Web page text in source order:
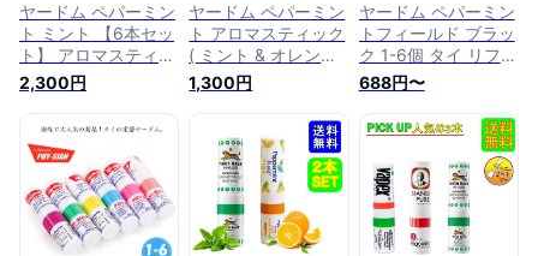
ヤードム ペパーミン
ト ミント 【6本セッ
ト】 アロマスティッ
ク インヘラー メン
トール メンソール
症 鼻づまり 夏バテ
テスト勉強 眠気覚ま
し リラックス 気分
転換 アウトドア す
っきり タイ アジア
ン雑貨 ハッカ ポス
2,300円
ヤードム ペパーミン
ト アロマスティック
( ミント & オレンジ )
お試し 2種類 セット
インヘラー メンソー
ル 花粉症 鼻づまり
夏バテ 眠気覚まし
リラックス 気分転換
アウトドア タイ雑貨
アジアン雑貨 ハッカ
ポスト投函 レビュー
特典有 【送料無料】
1,300円
ヤードム ペパーミン
トフィールド ブラッ
ク 1-6個 タイ リフレ
ッシュ 眠気覚まし
アロマスティック イ
ンヘラー 強メンソー
ル 勉強 気分転換 タ
イ雑貨 花粉症 運転
夏バテ ミント 鼻づ
まり リラックス 鼻
スースー ペパーミン
ト アロマオイル ス
688円〜